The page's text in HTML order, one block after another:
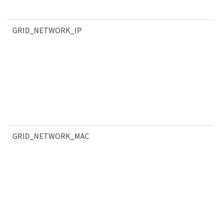
GRID_NETWORK_IP
GRID_NETWORK_MAC